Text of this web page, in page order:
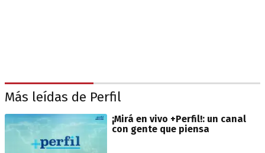
Más leídas de Perfil
¡Mirá en vivo +Perfil!: un canal
con gente que piensa